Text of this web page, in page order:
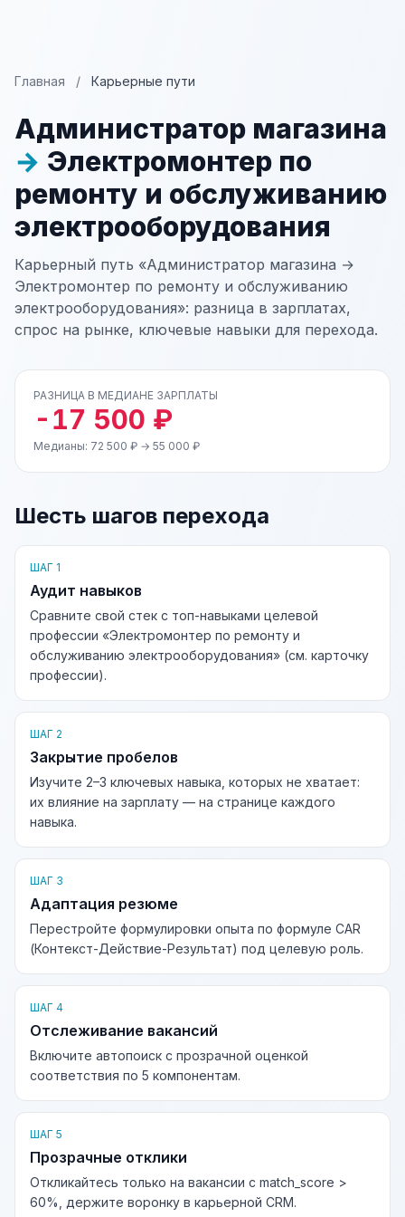
Главная / Карьерные пути
Администратор магазина
→ Электромонтер по
ремонту и обслуживанию
электрооборудования
Карьерный путь «Администратор магазина →
Электромонтер по ремонту и обслуживанию
электрооборудования»: разница в зарплатах,
спрос на рынке, ключевые навыки для перехода.
РАЗНИЦА В МЕДИАНЕ ЗАРПЛАТЫ
-17 500 ₽
Медианы: 72 500 ₽ → 55 000 ₽
Шесть шагов перехода
ШАГ 1
Аудит навыков
Сравните свой стек с топ-навыками целевой
профессии «Электромонтер по ремонту и
обслуживанию электрооборудования» (см. карточку
профессии).
ШАГ 2
Закрытие пробелов
Изучите 2–3 ключевых навыка, которых не хватает:
их влияние на зарплату — на странице каждого
навыка.
ШАГ 3
Адаптация резюме
Перестройте формулировки опыта по формуле CAR
(Контекст-Действие-Результат) под целевую роль.
ШАГ 4
Отслеживание вакансий
Включите автопоиск с прозрачной оценкой
соответствия по 5 компонентам.
ШАГ 5
Прозрачные отклики
Откликайтесь только на вакансии с match_score >
60%, держите воронку в карьерной CRM.